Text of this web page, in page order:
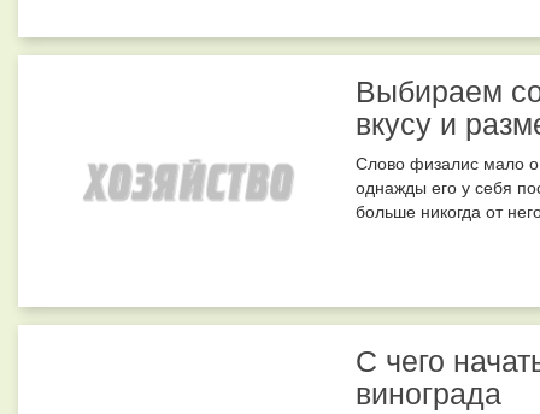
Выбираем
вкусу и
Слово физалис мало
однажды его у себя
больше никогда от
С чего
винограда